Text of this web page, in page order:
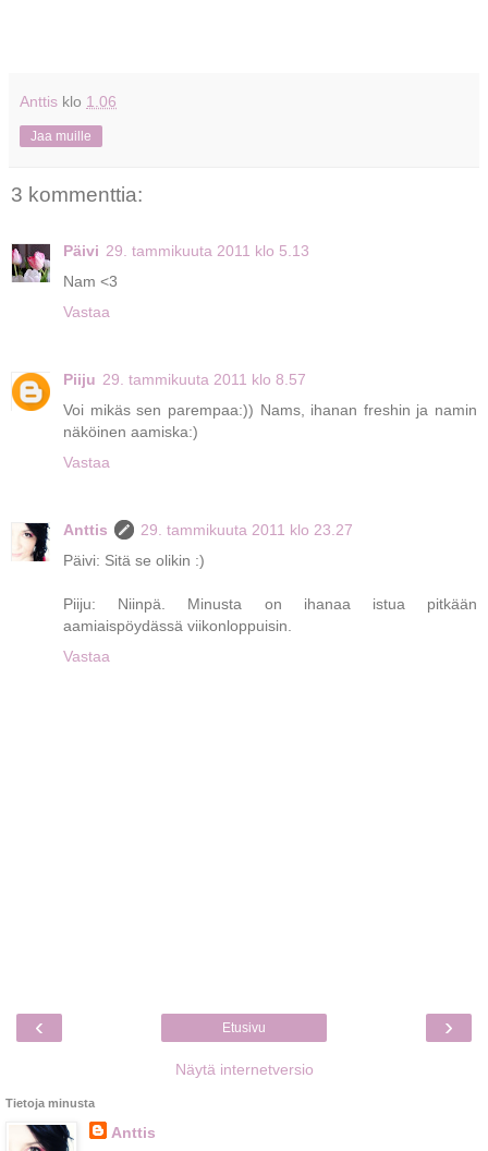
Anttis klo 1.06
Jaa muille
3 kommenttia:
Päivi 29. tammikuuta 2011 klo 5.13
Nam <3
Vastaa
Piiju 29. tammikuuta 2011 klo 8.57
Voi mikäs sen parempaa:)) Nams, ihanan freshin ja namin
näköinen aamiska:)
Vastaa
Anttis
29. tammikuuta 2011 klo 23.27
Päivi: Sitä se olikin :)
Piiju: Niinpä. Minusta on ihanaa istua pitkään
aamiaispöydässä viikonloppuisin.
Vastaa
‹ ›
Etusivu
Näytä internetversio
Tietoja minusta
Anttis